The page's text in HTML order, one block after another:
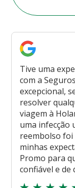
Tive uma
com a
excepcional,
resolver
viagem à
uma infecção
reembolso foi
minhas
Promo para
confiável e de